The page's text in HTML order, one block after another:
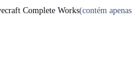
Complete Works(contém